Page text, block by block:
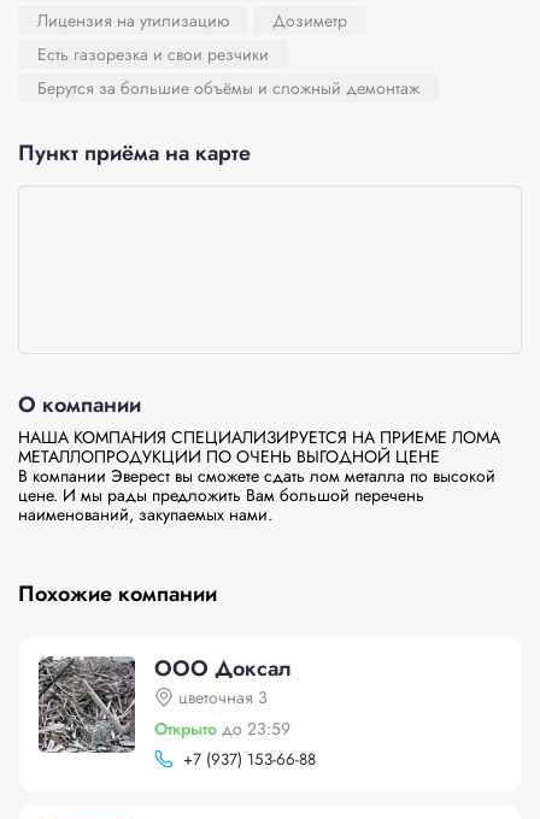
Лицензия на утилизацию
Дозиметр
Есть газорезка и свои резчики
Берутся за большие объёмы и сложный демонтаж
Пункт приёма на карте
О компании
НАША КОМПАНИЯ СПЕЦИАЛИЗИРУЕТСЯ НА ПРИЕМЕ ЛОМА
МЕТАЛЛОПРОДУКЦИИ ПО ОЧЕНЬ ВЫГОДНОЙ ЦЕНЕ
В компании Эверест вы сможете сдать лом металла по высокой
цене. И мы рады предложить Вам большой перечень
наименований, закупаемых нами.
Похожие компании
ООО Доксал
цветочная 3
Открыто до 23:59
+7 (937) 153-66-88